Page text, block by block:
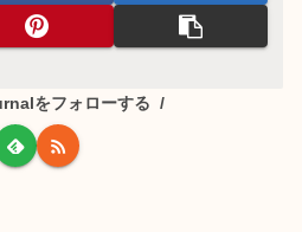
をフォローする